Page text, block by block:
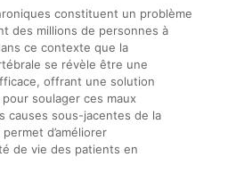
constituent un problème
des millions de personnes à
ce contexte que la
se révèle être une
offrant une solution
soulager ces maux
causes sous-jacentes de la
d’améliorer
de vie des patients en